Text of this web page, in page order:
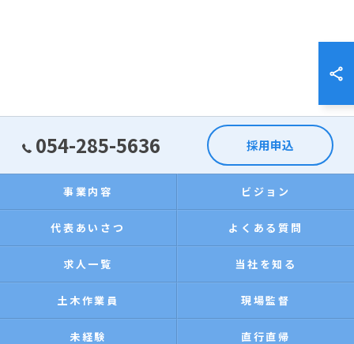
054-285-5636 採用申込
事業内容 ビジョン
代表あいさつ よくある質問
求人一覧 当社を知る
土木作業員 現場監督
未経験 直行直帰